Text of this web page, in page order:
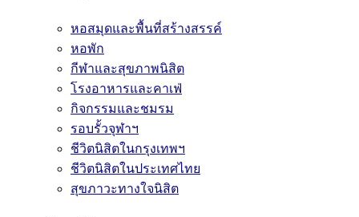
หอสมุดและพื้นที่สร้างสรรค์
หอพัก
กีฬาและสุขภาพนิสิต
โรงอาหารและคาเฟ่
กิจกรรมและชมรม
รอบรั้วจุฬาฯ
ชีวิตนิสิตในกรุงเทพฯ
ชีวิตนิสิตในประเทศไทย
สุขภาวะทางใจนิสิต